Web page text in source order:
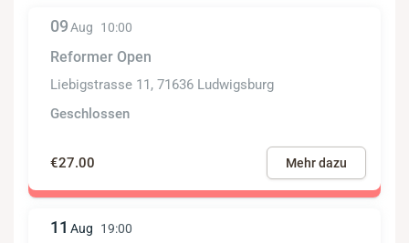
09Aug 10:00
Reformer Open
Liebigstrasse 11, 71636 Ludwigsburg
Geschlossen
€27.00 Mehr dazu
11 Aug 19:00